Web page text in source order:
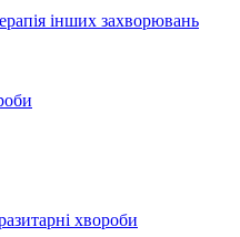
інших захворювань
хвороби